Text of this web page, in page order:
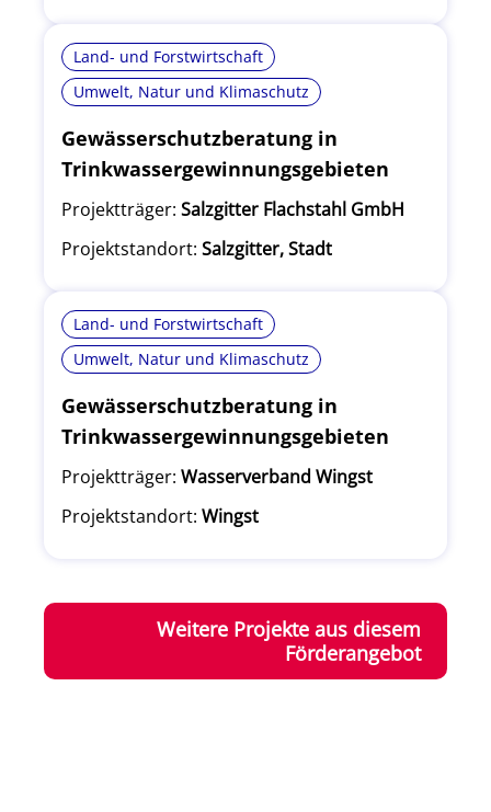
Land- und Forstwirtschaft
Umwelt, Natur und Klimaschutz
Gewässerschutzberatung in
Trinkwassergewinnungsgebieten
Projektträger: Salzgitter Flachstahl GmbH
Projektstandort: Salzgitter, Stadt
Land- und Forstwirtschaft
Umwelt, Natur und Klimaschutz
Gewässerschutzberatung in
Trinkwassergewinnungsgebieten
Projektträger: Wasserverband Wingst
Projektstandort: Wingst
Weitere Projekte aus diesem
Förderangebot